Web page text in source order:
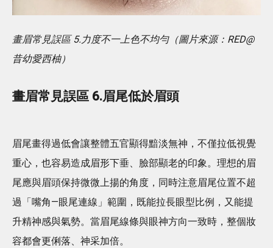
畫眉常見誤區 5.力度不一上色不均勻（圖片來源：RED@
昔幼愛西柚）
畫眉常見誤區 6.眉尾低於眉頭
眉尾畫得過低會讓整體五官顯得黯淡無神，不僅拉低視覺
重心，也容易造成眉形下垂、臉部顯老的印象。理想的眉
尾應與眉頭保持微微上揚的角度，同時注意眉尾位置不超
過「嘴角—眼尾連線」範圍，既能拉長眼型比例，又能提
升精神感與氣勢。當眉尾線條與眼神方向一致時，整個妝
容都會更俐落、神采加倍。